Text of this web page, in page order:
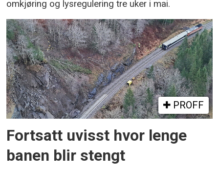
omkjøring og lysregulering tre uker i mai.
PROFF
Fortsatt uvisst hvor lenge
banen blir stengt